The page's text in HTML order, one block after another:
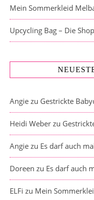
Mein Sommerkleid
Upcycling Bag – Die
Angie zu Gestrickte
Heidi Weber zu
Angie zu Es darf auch
Doreen zu Es darf auch
ELFi zu Mein